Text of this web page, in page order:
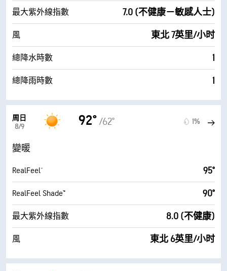
最大紫外線指數 7.0 (不健康－敏感人士)
風 東北 7英里/小时
總降水時數 1
總降雨時數 1
周日
8/9
92° /62° 1%
變暖
RealFeel® 95°
RealFeel Shade™ 90°
最大紫外線指數 8.0 (不健康)
風 東北 6英里/小时